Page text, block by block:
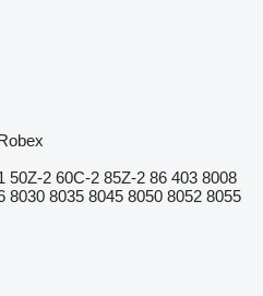
50Z-2 60C-2 85Z-2 86 403 8008
8030 8035 8045 8050 8052 8055